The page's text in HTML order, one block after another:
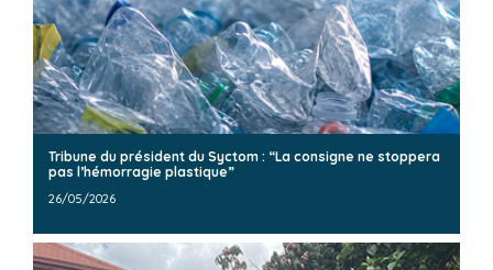
Tribune du président du Syctom : “La consigne ne stoppera
pas l’hémorragie plastique”
26/05/2026